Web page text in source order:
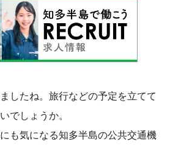
したね。旅行などの予定を立てて
でしょうか。
も気になる知多半島の公共交通機